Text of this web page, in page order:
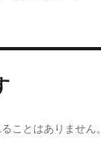
ことはありません。